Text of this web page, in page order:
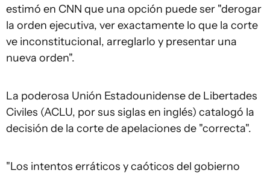
estimó en CNN que una opción puede ser "derogar
la orden ejecutiva, ver exactamente lo que la corte
ve inconstitucional, arreglarlo y presentar una
nueva orden".
La poderosa Unión Estadounidense de Libertades
Civiles (ACLU, por sus siglas en inglés) catalogó la
decisión de la corte de apelaciones de "correcta".
"Los intentos erráticos y caóticos del gobierno